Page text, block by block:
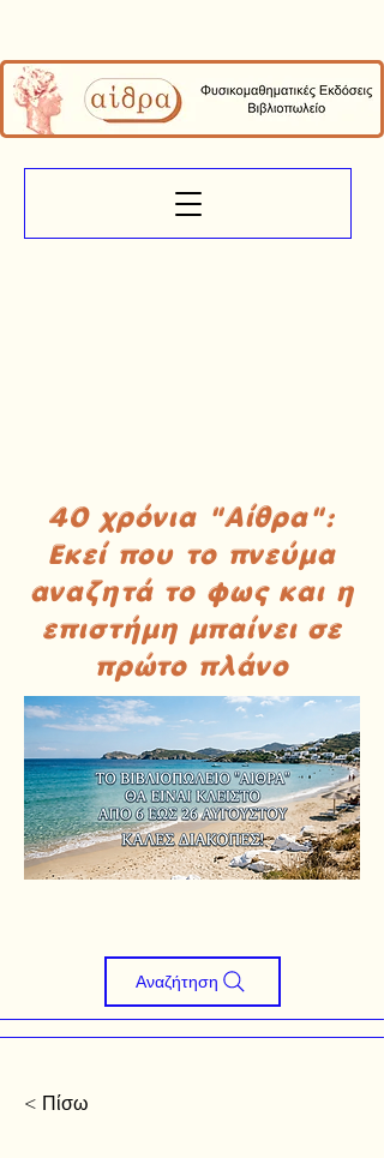
40 χρόνια "Αίθρα":
Εκεί που το πνεύμα
αναζητά το φως και η
επιστήμη μπαίνει σε
πρώτο πλάνο
Αναζήτηση
< Πίσω